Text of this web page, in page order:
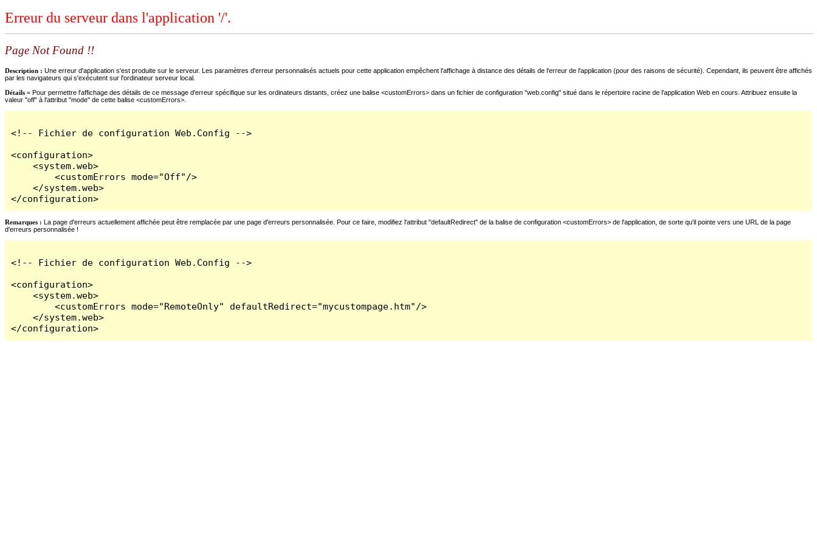
Erreur du serveur dans l'application '/'.
Page Not Found !!
Description : Une erreur d'application s'est produite sur le serveur. Les paramètres d'erreur personnalisés actuels pour cette application empêchent l'affichage à distance des détails de l'erreur de l'application (pour des raisons de sécurité). Cependant, ils peuvent être affichés
par les navigateurs qui s'exécutent sur l'ordinateur serveur local.
Détails = Pour permettre l'affichage des détails de ce message d'erreur spécifique sur les ordinateurs distants, créez une balise <customErrors> dans un fichier de configuration "web.config" situé dans le répertoire racine de l'application Web en cours. Attribuez ensuite la
valeur "off" à l'attribut "mode" de cette balise <customErrors>.
<!-- Fichier de configuration Web.Config -->
<configuration>
    <system.web>
        <customErrors mode="Off"/>
    </system.web>
</configuration>
Remarques : La page d'erreurs actuellement affichée peut être remplacée par une page d'erreurs personnalisée. Pour ce faire, modifiez l'attribut "defaultRedirect" de la balise de configuration <customErrors> de l'application, de sorte qu'il pointe vers une URL de la page
d'erreurs personnalisée !
<!-- Fichier de configuration Web.Config -->
<configuration>
    <system.web>
        <customErrors mode="RemoteOnly" defaultRedirect="mycustompage.htm"/>
    </system.web>
</configuration>